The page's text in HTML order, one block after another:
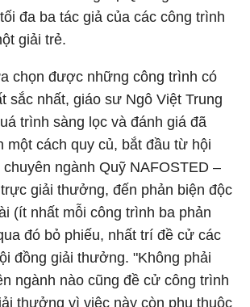
đa ba tác giả của các công trình
giải trẻ.
chọn được những công trình có
sắc nhất, giáo sư Ngô Việt Trung
trình sàng lọc và đánh giá đã
một cách quy củ, bắt đầu từ hội
ngành Quỹ NAFOSTED –
giải thưởng, đến phản biện độc
(ít nhất mỗi công trình ba phản
đó bỏ phiếu, nhất trí đề cử các
đồng giải thưởng. "Không phải
ngành nào cũng đề cử công trình
thưởng vì việc này còn phụ thuộc